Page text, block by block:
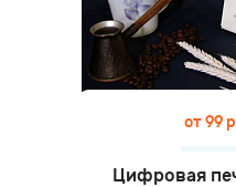
от 99
Цифровая